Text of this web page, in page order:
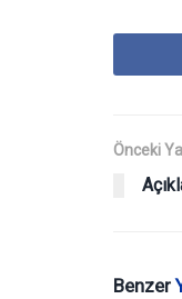
Önceki
Benzer